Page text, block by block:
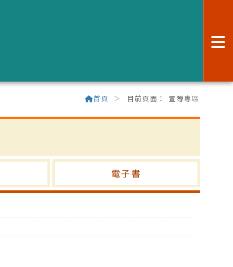
首頁 目前頁面： 宣導專區
電子書